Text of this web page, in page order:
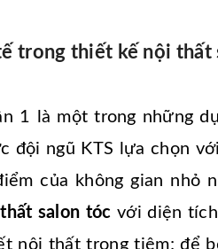
trong thiết kế nội thất
1 là một trong những
đội ngũ KTS lựa chọn
của không gian nhỏ
salon tóc với diện
nội thất trong tiệm; để